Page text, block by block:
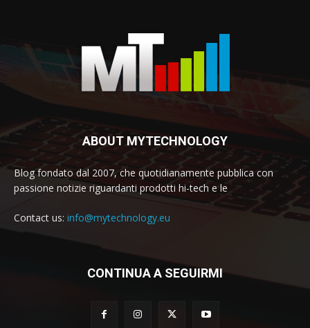
ABOUT MYTECHNOLOGY
Blog fondato dal 2007, che quotidianamente pubblica con
passione notizie riguardanti prodotti hi-tech e le
Contact us: info@mytechnology.eu
CONTINUA A SEGUIRMI